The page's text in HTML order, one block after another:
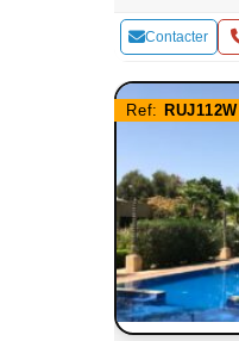
Contacter
Ref: RUJ112W